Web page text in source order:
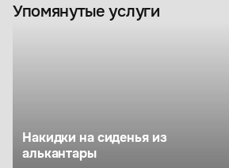
Упомянутые услуги
Накидки на сиденья из
алькантары